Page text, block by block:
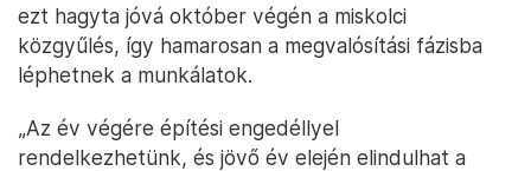
ezt hagyta jóvá október végén a miskolci
közgyűlés, így hamarosan a megvalósítási fázisba
léphetnek a munkálatok.
„Az év végére építési engedéllyel
rendelkezhetünk, és jövő év elején elindulhat a